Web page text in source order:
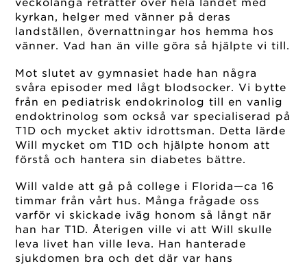
veckolånga reträtter över hela landet med
kyrkan, helger med vänner på deras
landställen, övernattningar hos hemma hos
vänner. Vad han än ville göra så hjälpte vi till.
Mot slutet av gymnasiet hade han några
svåra episoder med lågt blodsocker. Vi bytte
från en pediatrisk endokrinolog till en vanlig
endoktrinolog som också var specialiserad på
T1D och mycket aktiv idrottsman. Detta lärde
Will mycket om T1D och hjälpte honom att
förstå och hantera sin diabetes bättre.
Will valde att gå på college i Florida—ca 16
timmar från vårt hus. Många frågade oss
varför vi skickade iväg honom så långt när
han har T1D. Återigen ville vi att Will skulle
leva livet han ville leva. Han hanterade
sjukdomen bra och det där var hans